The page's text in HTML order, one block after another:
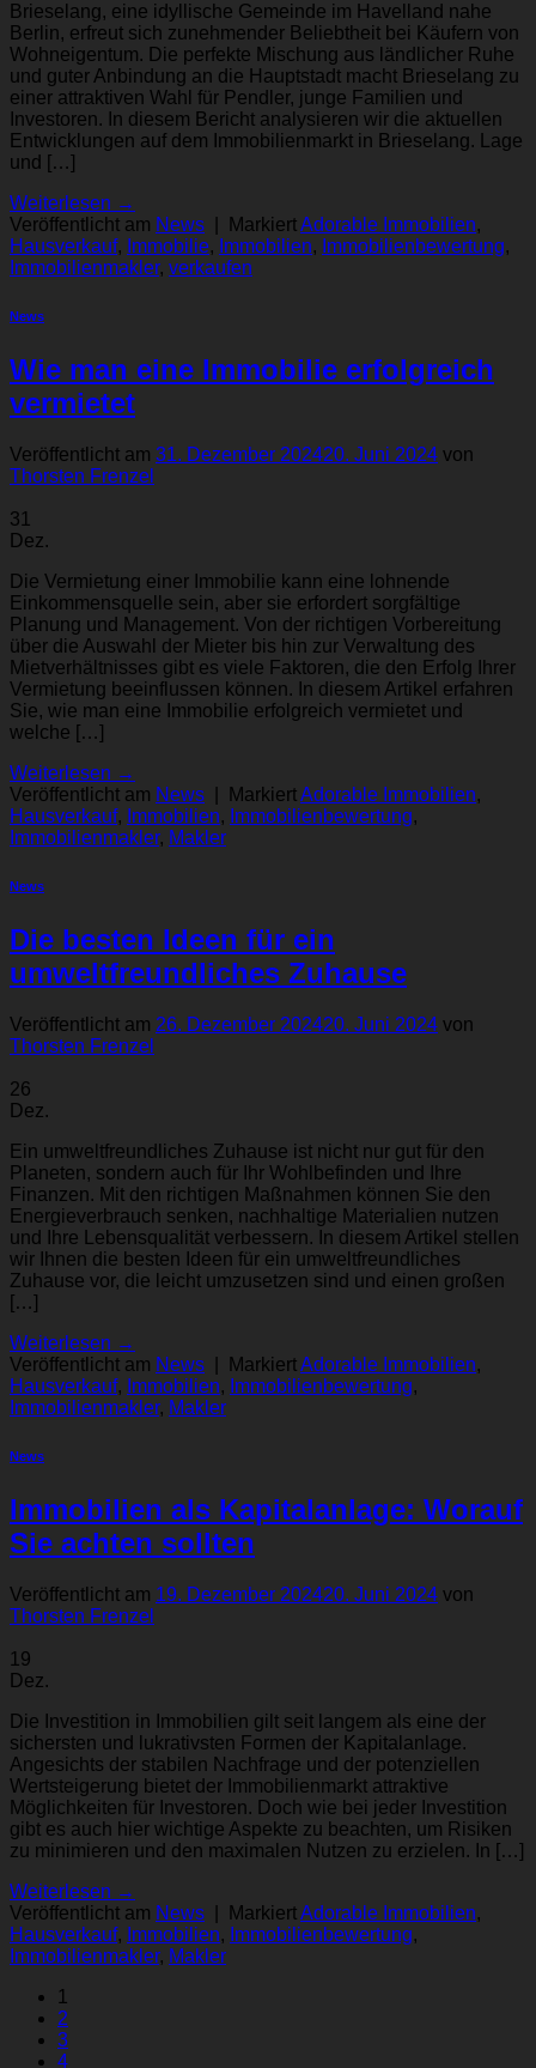
Brieselang, eine idyllische Gemeinde im Havelland nahe
Berlin, erfreut sich zunehmender Beliebtheit bei Käufern von
Wohneigentum. Die perfekte Mischung aus ländlicher Ruhe
und guter Anbindung an die Hauptstadt macht Brieselang zu
einer attraktiven Wahl für Pendler, junge Familien und
Investoren. In diesem Bericht analysieren wir die aktuellen
Entwicklungen auf dem Immobilienmarkt in Brieselang. Lage
und […]
Weiterlesen →
Veröffentlicht am News MarkiertAdorable Immobilien,
Hausverkauf, Immobilie, Immobilien, Immobilienbewertung,
Immobilienmakler, verkaufen
News
Wie man eine Immobilie erfolgreich
vermietet
Veröffentlicht am 31. Dezember 202420. Juni 2024 von
Thorsten Frenzel
31
Dez.
Die Vermietung einer Immobilie kann eine lohnende
Einkommensquelle sein, aber sie erfordert sorgfältige
Planung und Management. Von der richtigen Vorbereitung
über die Auswahl der Mieter bis hin zur Verwaltung des
Mietverhältnisses gibt es viele Faktoren, die den Erfolg Ihrer
Vermietung beeinflussen können. In diesem Artikel erfahren
Sie, wie man eine Immobilie erfolgreich vermietet und
welche […]
Weiterlesen →
Veröffentlicht am News MarkiertAdorable Immobilien,
Hausverkauf, Immobilien, Immobilienbewertung,
Immobilienmakler, Makler
News
Die besten Ideen für ein
umweltfreundliches Zuhause
Veröffentlicht am 26. Dezember 202420. Juni 2024 von
Thorsten Frenzel
26
Dez.
Ein umweltfreundliches Zuhause ist nicht nur gut für den
Planeten, sondern auch für Ihr Wohlbefinden und Ihre
Finanzen. Mit den richtigen Maßnahmen können Sie den
Energieverbrauch senken, nachhaltige Materialien nutzen
und Ihre Lebensqualität verbessern. In diesem Artikel stellen
wir Ihnen die besten Ideen für ein umweltfreundliches
Zuhause vor, die leicht umzusetzen sind und einen großen
[…]
Weiterlesen →
Veröffentlicht am News MarkiertAdorable Immobilien,
Hausverkauf, Immobilien, Immobilienbewertung,
Immobilienmakler, Makler
News
Immobilien als Kapitalanlage: Worauf
Sie achten sollten
Veröffentlicht am 19. Dezember 202420. Juni 2024 von
Thorsten Frenzel
19
Dez.
Die Investition in Immobilien gilt seit langem als eine der
sichersten und lukrativsten Formen der Kapitalanlage.
Angesichts der stabilen Nachfrage und der potenziellen
Wertsteigerung bietet der Immobilienmarkt attraktive
Möglichkeiten für Investoren. Doch wie bei jeder Investition
gibt es auch hier wichtige Aspekte zu beachten, um Risiken
zu minimieren und den maximalen Nutzen zu erzielen. In […]
Weiterlesen →
Veröffentlicht am News MarkiertAdorable Immobilien,
Hausverkauf, Immobilien, Immobilienbewertung,
Immobilienmakler, Makler
1
2
3
4